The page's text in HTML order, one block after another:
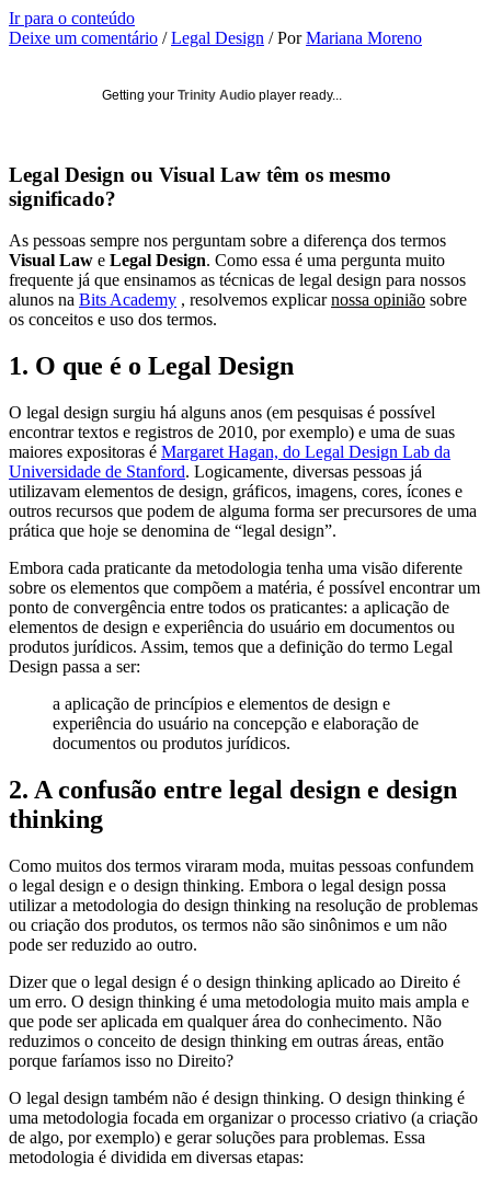
Ir para o conteúdo
Deixe um comentário /Legal Design / PorMariana Moreno
Getting your Trinity Audio player ready...
Legal Design ou Visual Law têm os mesmo
significado?
As pessoas sempre nos perguntam sobre a diferença dos termos
Visual Law e Legal Design. Como essa é uma pergunta muito
frequente já que ensinamos as técnicas de legal design para nossos
alunos na Bits Academy , resolvemos explicarnossa opinião sobre
os conceitos e uso dos termos.
1. O que é o Legal Design
O legal design surgiu há alguns anos (em pesquisas é possível
encontrar textos e registros de 2010, por exemplo) e uma de suas
maiores expositoras é Margaret Hagan, do Legal Design Lab da
Universidade de Stanford. Logicamente, diversas pessoas já
utilizavam elementos de design, gráficos, imagens, cores, ícones e
outros recursos que podem de alguma forma ser precursores de uma
prática que hoje se denomina de “legal design”.
Embora cada praticante da metodologia tenha uma visão diferente
sobre os elementos que compõem a matéria, é possível encontrar um
ponto de convergência entre todos os praticantes: a aplicação de
elementos de design e experiência do usuário em documentos ou
produtos jurídicos. Assim, temos que a definição do termo Legal
Design passa a ser:
a aplicação de princípios e elementos de design e
experiência do usuário na concepção e elaboração de
documentos ou produtos jurídicos.
2. A confusão entre legal design e design
thinking
Como muitos dos termos viraram moda, muitas pessoas confundem
o legal design e o design thinking. Embora o legal design possa
utilizar a metodologia do design thinking na resolução de problemas
ou criação dos produtos, os termos não são sinônimos e um não
pode ser reduzido ao outro.
Dizer que o legal design é o design thinking aplicado ao Direito é
um erro. O design thinking é uma metodologia muito mais ampla e
que pode ser aplicada em qualquer área do conhecimento. Não
reduzimos o conceito de design thinking em outras áreas, então
porque faríamos isso no Direito?
O legal design também não é design thinking. O design thinking é
uma metodologia focada em organizar o processo criativo (a criação
de algo, por exemplo) e gerar soluções para problemas. Essa
metodologia é dividida em diversas etapas: